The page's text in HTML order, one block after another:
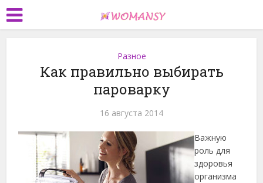
Разное
Как правильно выбирать
пароварку
16 августа 2014
Важную
роль для
здоровья
организма